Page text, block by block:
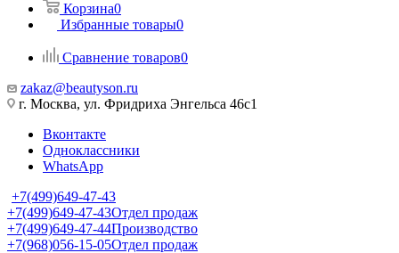
Корзина0
Избранные товары0
Сравнение товаров0
zakaz@beautyson.ru
г. Москва, ул. Фридриха Энгельса 46с1
Вконтакте
Одноклассники
WhatsApp
+7(499)649-47-43
+7(499)649-47-43Отдел продаж
+7(499)649-47-44Производство
+7(968)056-15-05Отдел продаж